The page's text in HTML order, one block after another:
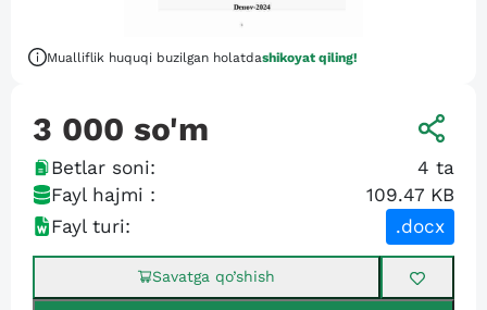
Mualliflik huquqi buzilgan holatdashikoyat qiling!
3 000 so'm
Betlar soni: 4 ta
Fayl hajmi :
109.47 KB
Fayl turi:
.docx
Savatga qo’shish